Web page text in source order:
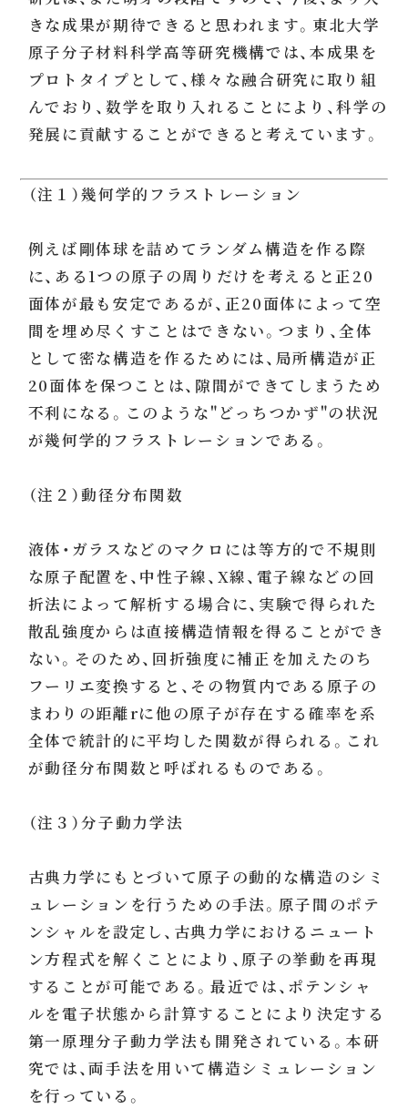
きな成果が期待できると思われます。東北大学
原子分子材料科学高等研究機構では、本成果を
プロトタイプとして、様々な融合研究に取り組
んでおり、数学を取り入れることにより、科学の
発展に貢献することができると考えています。
（注１）幾何学的フラストレーション
例えば剛体球を詰めてランダム構造を作る際
に、ある1つの原子の周りだけを考えると正20
面体が最も安定であるが、正20面体によって空
間を埋め尽くすことはできない。つまり、全体
として密な構造を作るためには、局所構造が正
20面体を保つことは、隙間ができてしまうため
不利になる。このような"どっちつかず"の状況
が幾何学的フラストレーションである。
（注２）動径分布関数
液体・ガラスなどのマクロには等方的で不規則
な原子配置を、中性子線、X線、電子線などの回
折法によって解析する場合に、実験で得られた
散乱強度からは直接構造情報を得ることができ
ない。そのため、回折強度に補正を加えたのち
フーリエ変換すると、その物質内である原子の
まわりの距離rに他の原子が存在する確率を系
全体で統計的に平均した関数が得られる。これ
が動径分布関数と呼ばれるものである。
（注３）分子動力学法
古典力学にもとづいて原子の動的な構造のシミ
ュレーションを行うための手法。原子間のポテ
ンシャルを設定し、古典力学におけるニュート
ン方程式を解くことにより、原子の挙動を再現
することが可能である。最近では、ポテンシャ
ルを電子状態から計算することにより決定する
第一原理分子動力学法も開発されている。本研
究では、両手法を用いて構造シミュレーション
を行っている。